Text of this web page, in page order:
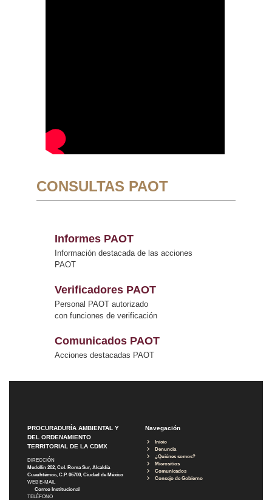
CONSULTAS PAOT
Informes PAOT
Información destacada de las acciones
PAOT
Verificadores PAOT
Personal PAOT autorizado
con funciones de verificación
Comunicados PAOT
Acciones destacadas PAOT
PROCURADURÍA AMBIENTAL Y
DEL ORDENAMIENTO
TERRITORIAL DE LA CDMX
DIRECCIÓN
Medellín 202, Col. Roma Sur, Alcaldía
Cuauhtémoc, C.P. 06700, Ciudad de México
WEB E-MAIL
Correo Institucional
TELÉFONO
Navegación
Inicio
Denuncia
¿Quiénes somos?
Micrositios
Comunicados
Consejo de Gobierno